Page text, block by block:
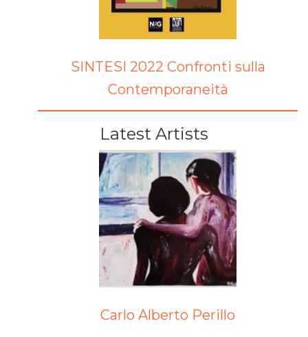
SINTESI 2022 Confronti sulla
Contemporaneità
Latest Artists
Carlo Alberto Perillo